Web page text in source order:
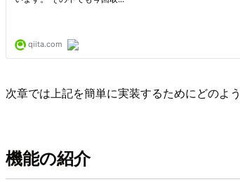
次章では上記を簡単に実装するためにどのよ
機能の紹介